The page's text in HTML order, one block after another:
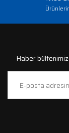
Haber